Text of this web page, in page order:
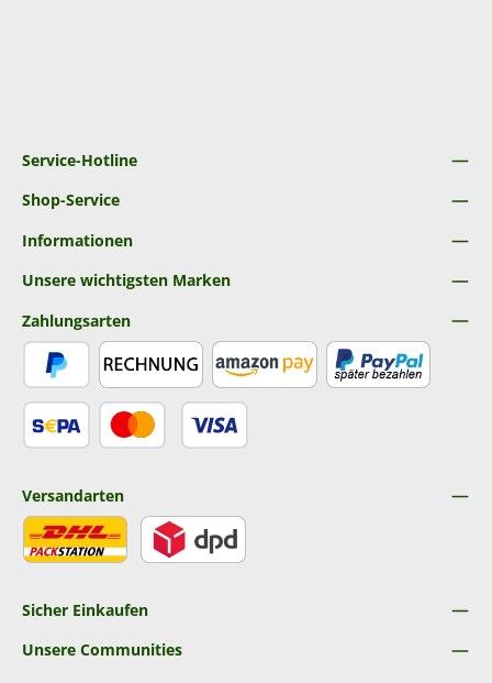
Service-Hotline
Shop-Service
Informationen
Unsere wichtigsten Marken
Sicher Einkaufen
Unsere Communities
Zahlungsarten
Versandarten